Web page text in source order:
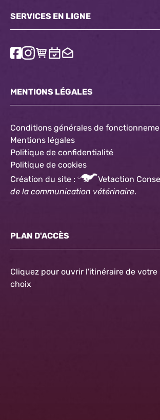
SERVICES EN LIGNE
MENTIONS LÉGALES
Conditions générales de
Mentions légales
Politique de confidentialité
Politique de cookies
Création du site :
Vetaction
de la communication vétérinaire.
PLAN D'ACCÈS
Cliquez pour ouvrir l'itinéraire de votre
choix